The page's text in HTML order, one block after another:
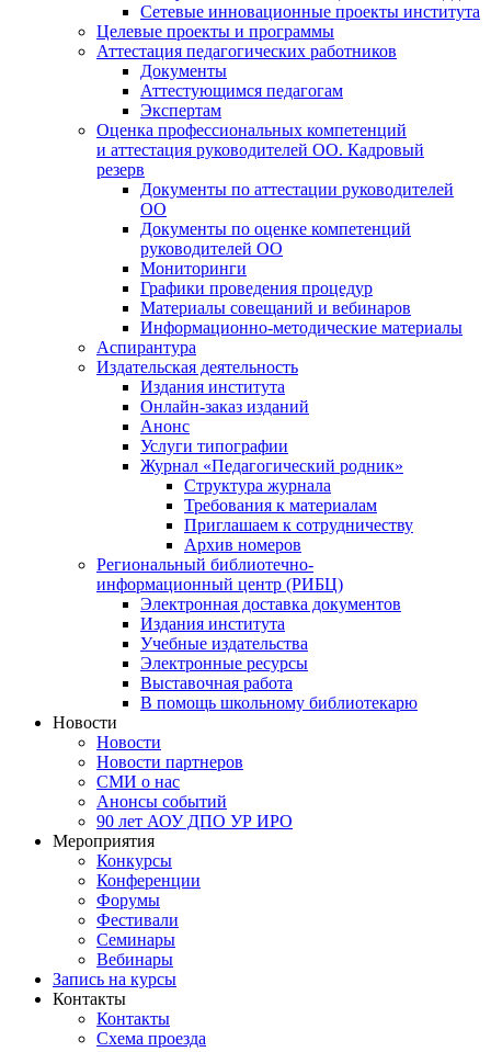
Сетевые инновационные проекты института
Целевые проекты и программы
Аттестация педагогических работников
Документы
Аттестующимся педагогам
Экспертам
Оценка профессиональных компетенций
и аттестация руководителей ОО. Кадровый
резерв
Документы по аттестации руководителей
ОО
Документы по оценке компетенций
руководителей ОО
Мониторинги
Графики проведения процедур
Материалы совещаний и вебинаров
Информационно-методические материалы
Аспирантура
Издательская деятельность
Издания института
Онлайн-заказ изданий
Анонс
Услуги типографии
Журнал «Педагогический родник»
Структура журнала
Требования к материалам
Приглашаем к сотрудничеству
Архив номеров
Региональный библиотечно-
информационный центр (РИБЦ)
Электронная доставка документов
Издания института
Учебные издательства
Электронные ресурсы
Выставочная работа
В помощь школьному библиотекарю
Новости
Новости
Новости партнеров
СМИ о нас
Анонсы событий
90 лет АОУ ДПО УР ИРО
Мероприятия
Конкурсы
Конференции
Форумы
Фестивали
Семинары
Вебинары
Запись на курсы
Контакты
Контакты
Схема проезда